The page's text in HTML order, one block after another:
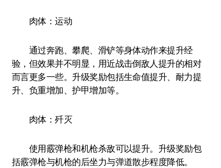
肉体：运动
通过奔跑、攀爬、滑铲等身体动作来提升经
验，但效果并不明显，用近战击倒敌人提升的相对
而言更多一些。升级奖励包括生命值提升、耐力提
升、负重增加、护甲增加等。
肉体：歼灭
使用霰弹枪和机枪杀敌可以提升。升级奖励包
括霰弹枪与机枪的后坐力与弹道散步程度降低。